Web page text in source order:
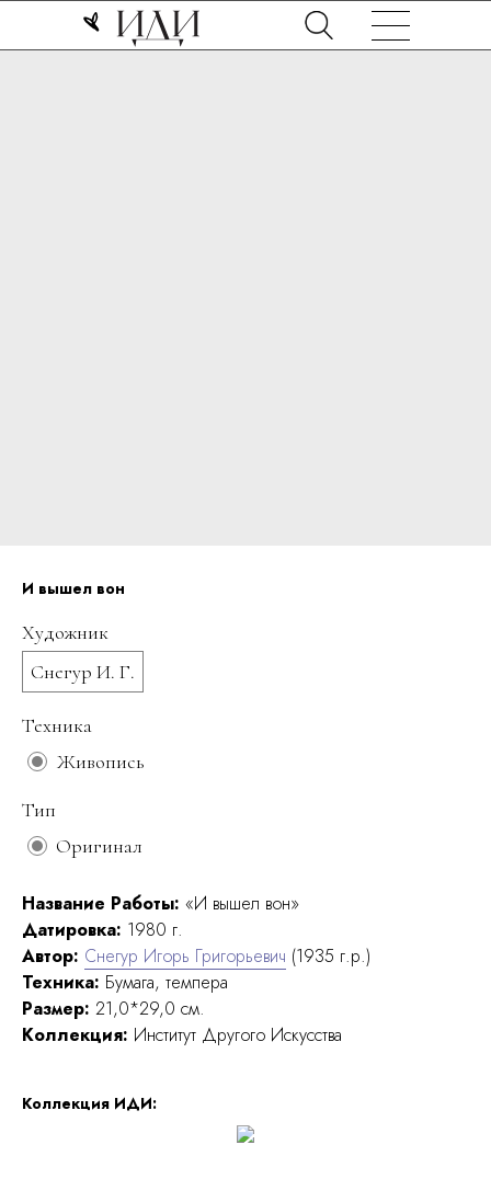
И вышел вон
Художник
Снегур И. Г.
Техника
Живопись
Тип
Оригинал
Название Работы: «И вышел вон»
Датировка: 1980 г.
Автор: Снегур Игорь Григорьевич (1935 г.р.)
Техника: Бумага, темпера
Размер: 21,0*29,0 см.
Коллекция: Институт Другого Искусства
Коллекция ИДИ: